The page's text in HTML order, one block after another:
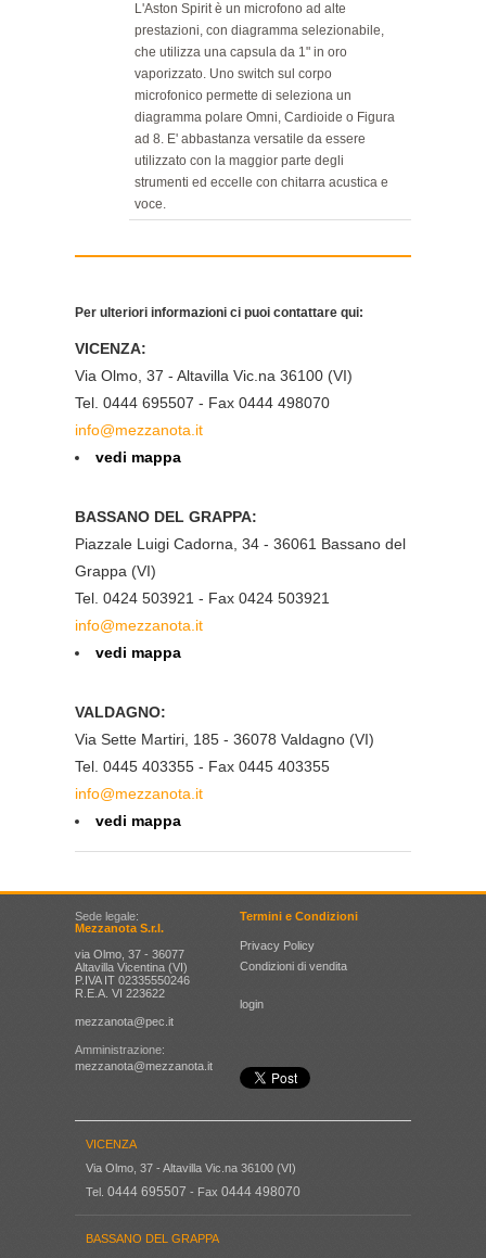
L'Aston Spirit è un microfono ad alte
prestazioni, con diagramma selezionabile,
che utilizza una capsula da 1" in oro
vaporizzato. Uno switch sul corpo
microfonico permette di seleziona un
diagramma polare Omni, Cardioide o Figura
ad 8. E' abbastanza versatile da essere
utilizzato con la maggior parte degli
strumenti ed eccelle con chitarra acustica e
voce.
Per ulteriori informazioni ci puoi contattare qui:
VICENZA:
Via Olmo, 37 - Altavilla Vic.na 36100 (VI)
Tel. 0444 695507 - Fax 0444 498070
info@mezzanota.it
vedi mappa
BASSANO DEL GRAPPA:
Piazzale Luigi Cadorna, 34 - 36061 Bassano del
Grappa (VI)
Tel. 0424 503921 - Fax 0424 503921
info@mezzanota.it
vedi mappa
VALDAGNO:
Via Sette Martiri, 185 - 36078 Valdagno (VI)
Tel. 0445 403355 - Fax 0445 403355
info@mezzanota.it
vedi mappa
Sede legale:
Mezzanota S.r.l.
via Olmo, 37 - 36077
Altavilla Vicentina (VI)
P.IVA IT 02335550246
R.E.A. VI 223622
mezzanota@pec.it
Amministrazione:
mezzanota@mezzanota.it
Termini e Condizioni
Privacy Policy
Condizioni di vendita
login
VICENZA
Via Olmo, 37 - Altavilla Vic.na 36100 (VI)
Tel. 0444 695507 - Fax 0444 498070
BASSANO DEL GRAPPA